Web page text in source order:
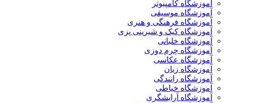
آموزشگاه کامپیوتر
آموزشگاه موسیقی
آموزشگاه فرهنگی و هنری
آموزشگاه کیک و شیرینی پزی
آموزشگاه خلبانی
آموزشگاه چرم دوزی
آموزشگاه عکاسی
آموزشگاه زبان
آموزشگاه رانندگی
آموزشگاه خیاطی
آموزشگاه آرایشگری